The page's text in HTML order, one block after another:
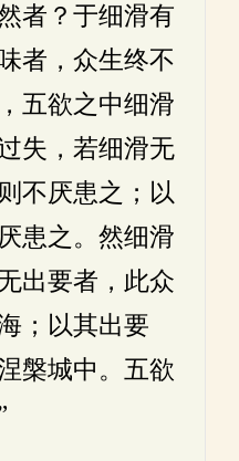
者？于细滑有
者，众生终不
五欲之中细滑
失，若细滑无
不厌患之；以
患之。然细滑
出要者，此众
；以其出要
槃城中。五欲